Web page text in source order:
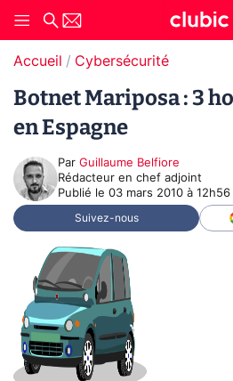
Accueil Cybersécurité
Botnet Mariposa : 3
en Espagne
Par Guillaume Belfiore
Rédacteur en chef adjoint
Publié le 03 mars 2010 à 12h56
Suivez-nous